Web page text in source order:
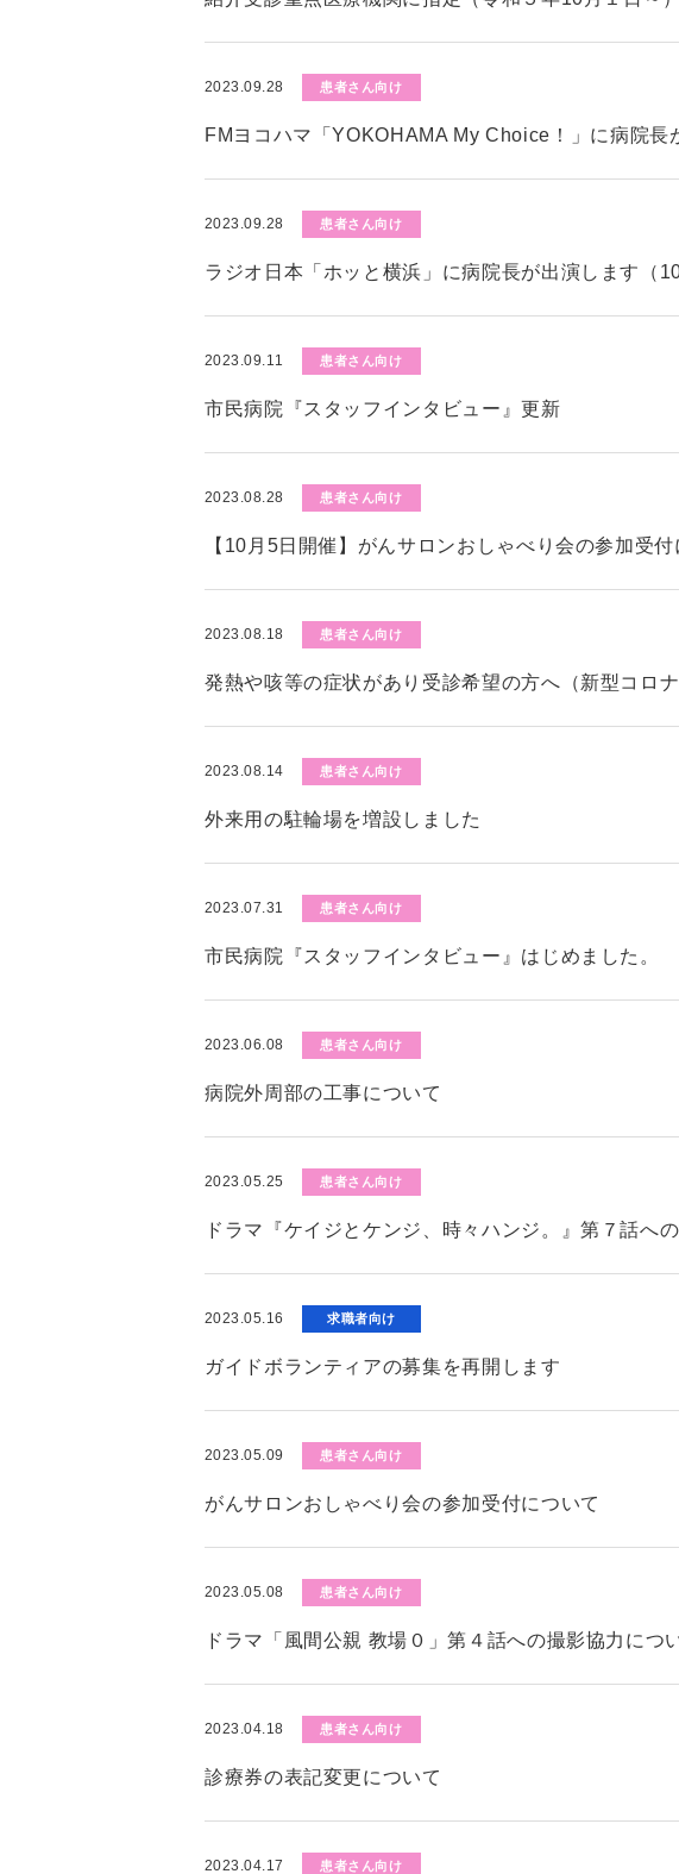
2023.09.28 患者さん向け
FMヨコハマ「YOKOHAMA My Choice！」に病院長
2023.09.28 患者さん向け
ラジオ日本「ホッと横浜」に病院長が出演します（
2023.09.11 患者さん向け
市民病院『スタッフインタビュー』更新
2023.08.28 患者さん向け
【10月5日開催】がんサロンおしゃべり会の参加受付
2023.08.18 患者さん向け
発熱や咳等の症状があり受診希望の方へ（新型コロ
2023.08.14 患者さん向け
外来用の駐輪場を増設しました
2023.07.31 患者さん向け
市民病院『スタッフインタビュー』はじめました。
2023.06.08 患者さん向け
病院外周部の工事について
2023.05.25 患者さん向け
ドラマ『ケイジとケンジ、時々ハンジ。』第７話へ
2023.05.16 求職者向け
ガイドボランティアの募集を再開します
2023.05.09 患者さん向け
がんサロンおしゃべり会の参加受付について
2023.05.08 患者さん向け
ドラマ「風間公親 教場０」第４話への撮影協力につ
2023.04.18 患者さん向け
診療券の表記変更について
2023.04.17 患者さん向け